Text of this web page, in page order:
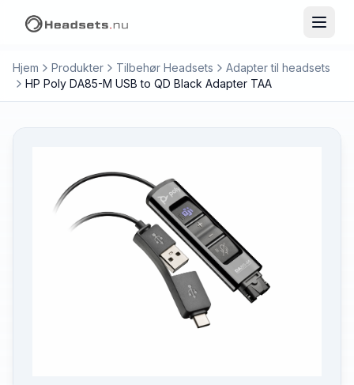
Hjem Produkter Tilbehør Headsets
Adapter til headsets
HP Poly DA85-M USB to QD Black Adapter TAA